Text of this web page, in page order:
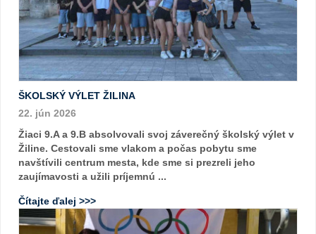
ŠKOLSKÝ VÝLET ŽILINA
22. jún 2026
Žiaci 9.A a 9.B absolvovali svoj záverečný školský výlet v
Žiline. Cestovali sme vlakom a počas pobytu sme
navštívili centrum mesta, kde sme si prezreli jeho
zaujímavosti a užili príjemnú ...
Čítajte ďalej >>>